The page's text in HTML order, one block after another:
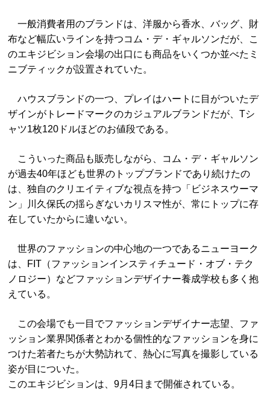
一般消費者用のブランドは、洋服から香水、バッグ、財
布など幅広いラインを持つコム・デ・ギャルソンだが、こ
のエキジビション会場の出口にも商品をいくつか並べたミ
ニブティックが設置されていた。
ハウスブランドの一つ、プレイはハートに目がついたデ
ザインがトレードマークのカジュアルブランドだが、Tシ
ャツ1枚120ドルほどのお値段である。
こういった商品も販売しながら、コム・デ・ギャルソン
が過去40年ほども世界のトップブランドであり続けたの
は、独自のクリエイティブな視点を持つ「ビジネスウーマ
ン」川久保氏の揺らぎないカリスマ性が、常にトップに存
在していたからに違いない。
世界のファッションの中心地の一つであるニューヨーク
は、FIT（ファッションインスティチュード・オブ・テク
ノロジー）などファッションデザイナー養成学校も多く抱
えている。
この会場でも一目でファッションデザイナー志望、ファ
ッション業界関係者とわかる個性的なファッションを身に
つけた若者たちが大勢訪れて、熱心に写真を撮影している
姿が目についた。
このエキジビションは、9月4日まで開催されている。